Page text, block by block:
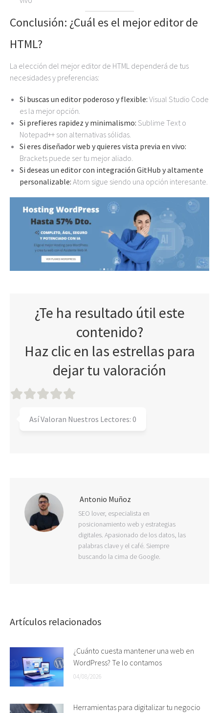
Conclusión: ¿Cuál es el mejor editor de
HTML?
La elección del mejor editor de HTML dependerá de tus
necesidades y preferencias:
Si buscas un editor poderoso y flexible: Visual Studio Code
es la mejor opción.
Si prefieres rapidez y minimalismo: Sublime Text o
Notepad++ son alternativas sólidas.
Si eres diseñador web y quieres vista previa en vivo:
Brackets puede ser tu mejor aliado.
Si deseas un editor con integración GitHub y altamente
personalizable: Atom sigue siendo una opción interesante.
¿Te ha resultado útil este
contenido?
Haz clic en las estrellas para
dejar tu valoración
Así Valoran Nuestros Lectores: 0
Antonio Muñoz
SEO lover, especialista en
posicionamiento web y estrategias
digitales. Apasionado de los datos, las
palabras clave y el café. Siempre
buscando la cima de Google.
Artículos relacionados
¿Cuánto cuesta mantener una web en
WordPress? Te lo contamos
04/08/2026
Herramientas para digitalizar tu negocio